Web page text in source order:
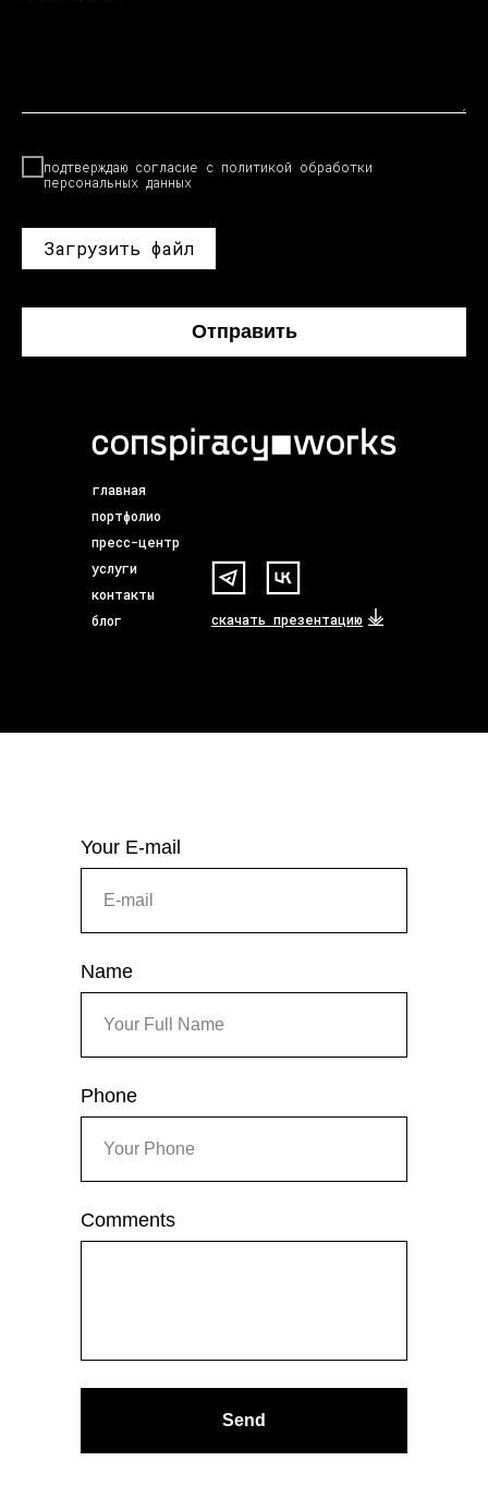
подтверждаю согласие с политикой обработки
персональных данных
Загрузить файл
Отправить
главная
портфолио
пресс-центр
услуги
блог
контакты
скачать презентацию
Your E-mail
Name
Phone
Comments
Send